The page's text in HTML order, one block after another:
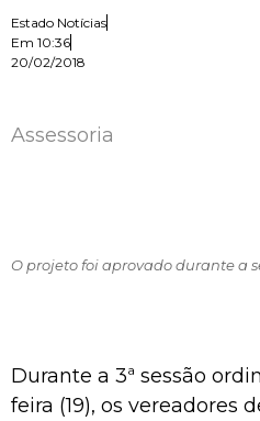
Estado Notícias
Em 10:36
20/02/2018
Assessoria
O projeto foi aprovado durante a
Durante a 3ª sessão
feira (19), os vereadores